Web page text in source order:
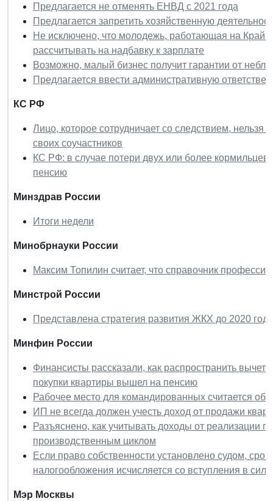
Предлагается не отменять ЕНВД с 2021 года
Предлагается запретить хозяйственную
Не исключено, что молодежь, работающая на
рассчитывать на надбавку к зарплате
Возможно, малый бизнес получит гарантии от
Предлагается ввести административную
КС РФ
Лицо, которое сотрудничает со следствием, нельзя
своих соучастников
КС РФ: в случае потери двух или более
пенсию
Минздрав России
Итоги недели
Минобрнауки России
Максим Топилин считает, что справочник
Минстрой России
Представлена стратегия развития ЖКХ до 2020 года
Минфин России
Финансисты рассказали, как распространить
покупки квартиры вышел на пенсию
Рабочее место для командированных считается
ИП не всегда должен учесть доход от продажи
Разъяснено, как учитывать доходы от реализации
производственным циклом
Если право собственности установлено судом,
налогообложения исчисляется со вступления в силу
Мэр Москвы